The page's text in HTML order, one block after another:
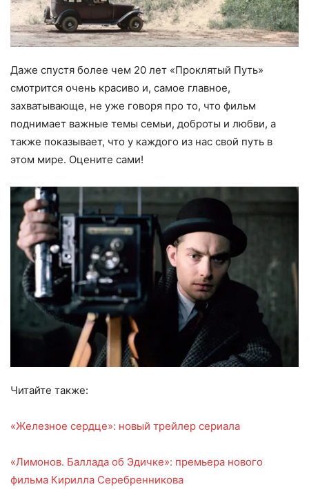
Даже спустя более чем 20 лет «Проклятый Путь»
смотрится очень красиво и, самое главное,
захватывающе, не уже говоря про то, что фильм
поднимает важные темы семьи, доброты и любви, а
также показывает, что у каждого из нас свой путь в
этом мире. Оцените сами!
Читайте также:
«Железное сердце»: новый трейлер сериала
«Лимонов. Баллада об Эдичке»: премьера нового
фильма Кирилла Серебренникова